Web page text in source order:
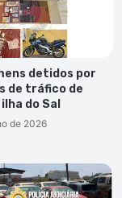
detidos por
de tráfico de
do Sal
de 2026